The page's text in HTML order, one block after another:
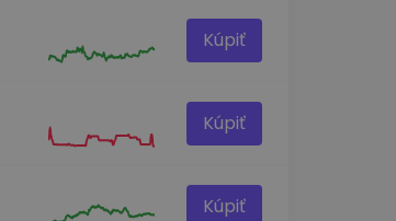
Kúpiť
Kúpiť
Kúpiť